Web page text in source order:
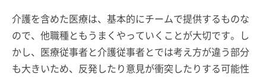
介護を含めた医療は、基本的にチームで提供するものな
ので、他職種ともうまくやっていくことが大切です。し
かし、医療従事者と介護従事者とでは考え方が違う部分
も大きいため、反発したり意見が衝突したりする可能性